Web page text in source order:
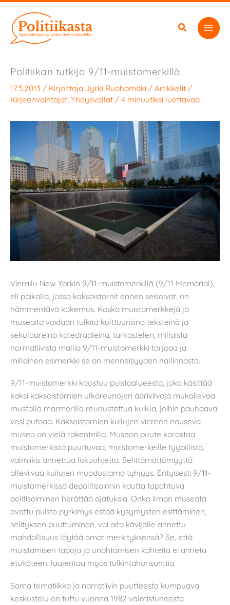
sisältöön
Politiikan tutkija 9/11-muistomerkillä
17.5.2013 / Kirjoittaja Jyrki Ruohomäki / Artikkelit /
Kirjeenvaihtajat Yhdysvallat / 4 minuutiksi luettavaa
Vierailu New Yorkin 9/11-muistomerkillä (9/11 Memorial),
eli paikalla, jossa kaksoistornit ennen seisoivat, on
hämmentävä kokemus. Koska muistomerkkejä ja
museoita voidaan tulkita kulttuurisina teksteinä ja
sekulaareina katedraaleina, tarkastelen, millaista
normatiivista mallia 9/11-muistomerkki tarjoaa ja
millainen esimerkki se on menneisyyden hallinnasta.
9/11-muistomerkki koostuu puistoalueesta, joka käsittää
kaksi kaksoistornien ulkoreunojen ääriviivoja mukailevaa
mustalla marmorilla reunustettua kuilua, joihin pauhaava
vesi putoaa. Kaksoistornien kuilujen viereen nouseva
museo on vielä rakenteilla. Museon puute korostaa
muistomerkistä puuttuvaa, muistomerkeille tyypillistä,
valmiiksi annettua lukuohjetta. Selittämättömyyttä
alleviivaa kuilujen muodostama tyhjyys. Erityisesti 9/11-
muistomerkissä depolitisoinnin kautta tapahtuva
politisoiminen herättää ajatuksia. Onko ilman museota
avattu puisto pyrkimys estää kysymysten esittäminen,
selityksen puuttuminen, vai aito kävijälle annettu
mahdollisuus löytää omat merkityksensä? Se, että
muistamisen tapoja ja unohtamisen kohteita ei anneta
etukäteen, laajentaa myös tulkintahorisonttia.
Sama tematiikka ja narratiivin puutteesta kumpuava
keskustelu on tuttu vuonna 1982 valmistuneesta